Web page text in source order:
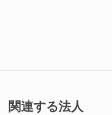
関連する法人